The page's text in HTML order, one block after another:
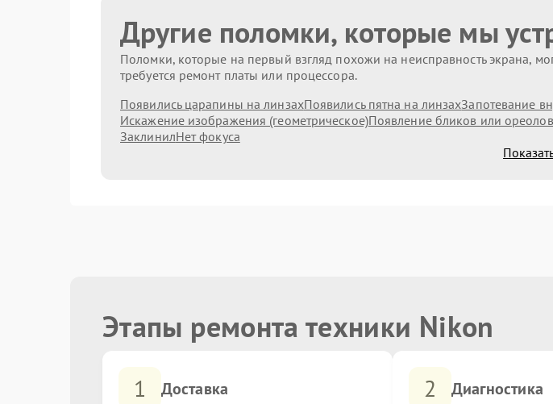
Другие поломки, которые мы
Поломки, которые на первый взгляд похожи на неисправность экрана,
требуется ремонт платы или процессора.
Появились царапины на линзахПоявились пятна на линзахЗапотевание
Искажение изображения (геометрическое)Появление бликов или ореолов
ЗаклинилНет фокуса
Этапы ремонта техники Nikon
1 Доставка 2 Диагностика